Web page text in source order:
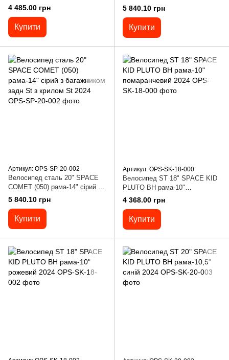
рама-10" білий з бузковим з
корзиною Pl з крилом St
4 485.00 грн
Купити
червоний з багажником задн St
з крилом St 2024
5 840.10 грн
Купити
Артикул: OPS-SP-20-002
Велосипед сталь 20" SPACE
COMET (050) рама-14" сірий з
багажником задн St з крилом
5 840.10 грн
Купити
Артикул: OPS-SK-18-000
Велосипед ST 18" SPACE KID
PLUTO BH рама-10"
помаранчевий 2024
4 368.00 грн
Купити